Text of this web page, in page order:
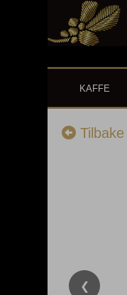
KAFFE
Tilbake
❮